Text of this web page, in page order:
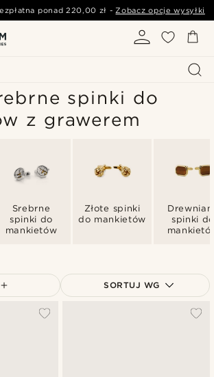
ponad220,00 zł -Zobacz opcje wysyłki
spinki do
z grawerem
Srebrne
spinki do
mankietów
Złote spinki
do mankietów
spinki
SORTUJ WG